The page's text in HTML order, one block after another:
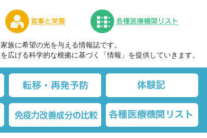
疫力改善成分の比較食事と栄養
族に希望の光を与える情報誌です。
広げる科学的な根拠に基づく「情報」を提供していきます。
食事と栄養 転移・再発防止
免疫力の基礎知識 免疫力改善成分の比較